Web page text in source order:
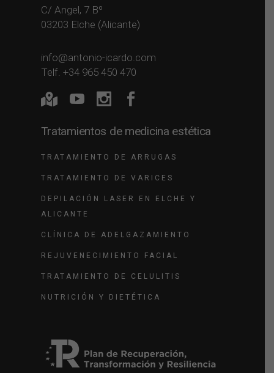
C/ Angel, 7 Bº
03203 Elche (Alicante)
info@antonio-icardo.com
Telf. +34 965 450 470
Tratamientos de medicina estética
TRATAMIENTO DE ARRUGAS
TRATAMIENTO DE VARICES
DEPILACIÓN LASER EN ELCHE Y
ALICANTE
CLÍNICA DE ADELGAZAMIENTO
REJUVENECIMIENTO FACIAL
TRATAMIENTO DE CELULITIS
NUTRICIÓN Y DIETÉTICA